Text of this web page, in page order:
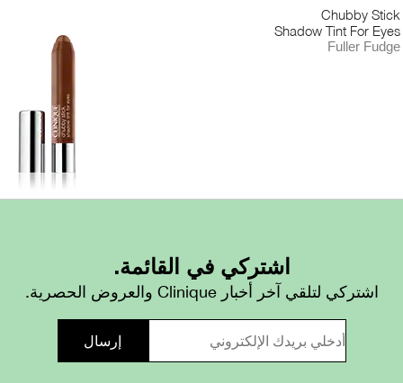
Chubby Stick
Shadow Tint For Eyes
Fuller Fudge
اشتركي في القائمة.
اشتركي لتلقي آخر أخبار Clinique والعروض الحصرية.